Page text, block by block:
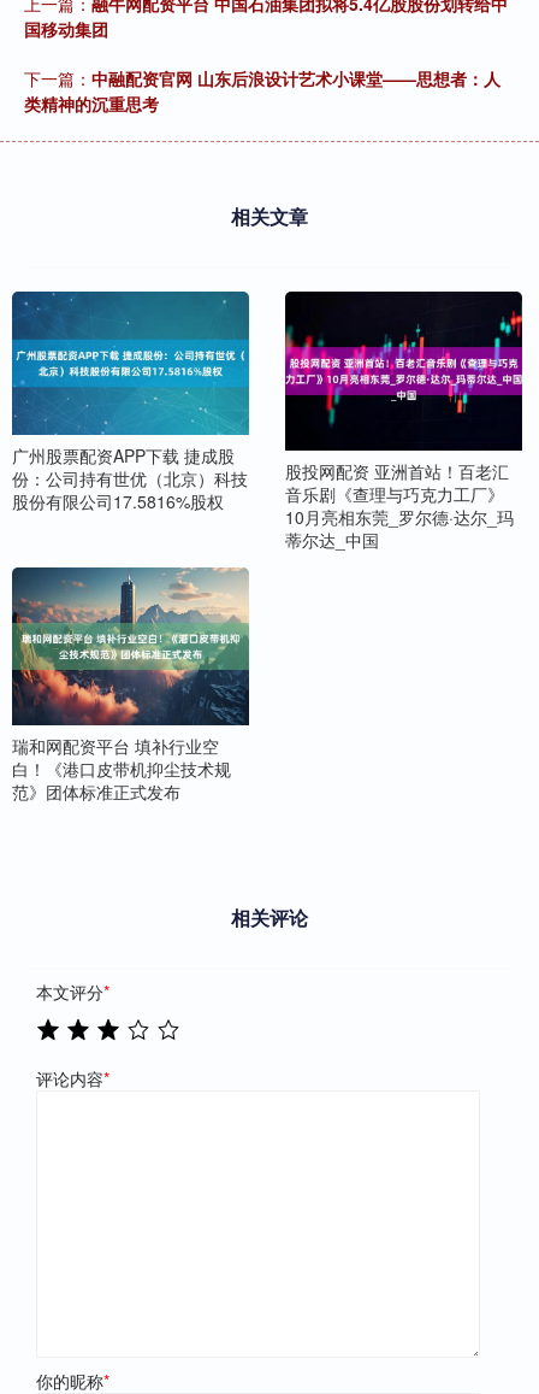
国移动集团
下一篇： 中融配资官网 山东后浪设计艺术小课堂——思想者：人
类精神的沉重思考
相关文章
广州股票配资APP下载 捷成股
份：公司持有世优（北京）科技
股份有限公司17.5816%股权
股投网配资 亚洲首站！百老汇
音乐剧《查理与巧克力工厂》
10月亮相东莞_罗尔德·达尔_玛
蒂尔达_中国
瑞和网配资平台 填补行业空
白！《港口皮带机抑尘技术规
范》团体标准正式发布
相关评论
本文评分*
评论内容*
你的昵称*